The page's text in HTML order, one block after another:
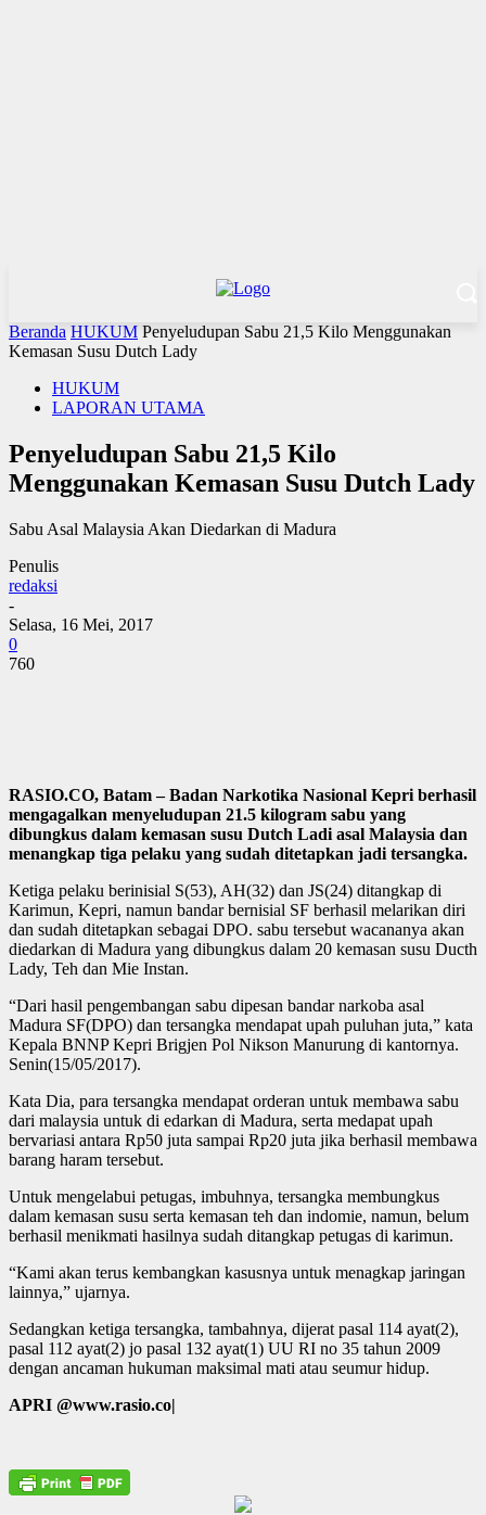
Beranda HUKUM Penyeludupan Sabu 21,5 Kilo Menggunakan
Kemasan Susu Dutch Lady
HUKUM
LAPORAN UTAMA
Penyeludupan Sabu 21,5 Kilo
Menggunakan Kemasan Susu Dutch Lady
Sabu Asal Malaysia Akan Diedarkan di Madura
Penulis
redaksi
-
Selasa, 16 Mei, 2017
0
760
RASIO.CO, Batam – Badan Narkotika Nasional Kepri berhasil
mengagalkan menyeludupan 21.5 kilogram sabu yang
dibungkus dalam kemasan susu Dutch Ladi asal Malaysia dan
menangkap tiga pelaku yang sudah ditetapkan jadi tersangka.
Ketiga pelaku berinisial S(53), AH(32) dan JS(24) ditangkap di
Karimun, Kepri, namun bandar bernisial SF berhasil melarikan diri
dan sudah ditetapkan sebagai DPO. sabu tersebut wacananya akan
diedarkan di Madura yang dibungkus dalam 20 kemasan susu Ducth
Lady, Teh dan Mie Instan.
“Dari hasil pengembangan sabu dipesan bandar narkoba asal
Madura SF(DPO) dan tersangka mendapat upah puluhan juta,” kata
Kepala BNNP Kepri Brigjen Pol Nikson Manurung di kantornya.
Senin(15/05/2017).
Kata Dia, para tersangka mendapat orderan untuk membawa sabu
dari malaysia untuk di edarkan di Madura, serta medapat upah
bervariasi antara Rp50 juta sampai Rp20 juta jika berhasil membawa
barang haram tersebut.
Untuk mengelabui petugas, imbuhnya, tersangka membungkus
dalam kemasan susu serta kemasan teh dan indomie, namun, belum
berhasil menikmati hasilnya sudah ditangkap petugas di karimun.
“Kami akan terus kembangkan kasusnya untuk menagkap jaringan
lainnya,” ujarnya.
Sedangkan ketiga tersangka, tambahnya, dijerat pasal 114 ayat(2),
pasal 112 ayat(2) jo pasal 132 ayat(1) UU RI no 35 tahun 2009
dengan ancaman hukuman maksimal mati atau seumur hidup.
APRI @www.rasio.co|